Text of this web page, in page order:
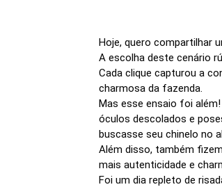
Hoje, quero compartilhar
A escolha deste cenário
Cada clique capturou a
charmosa da fazenda.
Mas esse ensaio foi
óculos descolados e
buscasse seu chinelo no
Além disso, também
mais autenticidade e
Foi um dia repleto de